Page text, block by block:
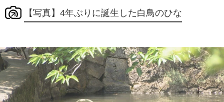
【写真】4年ぶりに誕生した白鳥のひな